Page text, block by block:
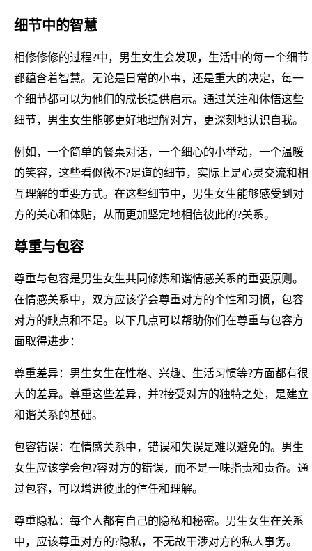
细节中的智慧
相修修修的过程?中，男生女生会发现，生活中的每一个细节
都蕴含着智慧。无论是日常的小事，还是重大的决定，每一
个细节都可以为他们的成长提供启示。通过关注和体悟这些
细节，男生女生能够更好地理解对方，更深刻地认识自我。
例如，一个简单的餐桌对话，一个细心的小举动，一个温暖
的笑容，这些看似微不?足道的细节，实际上是心灵交流和相
互理解的重要方式。在这些细节中，男生女生能够感受到对
方的关心和体贴，从而更加坚定地相信彼此的?关系。
尊重与包容
尊重与包容是男生女生共同修炼和谐情感关系的重要原则。
在情感关系中，双方应该学会尊重对方的个性和习惯，包容
对方的缺点和不足。以下几点可以帮助你们在尊重与包容方
面取得进步：
尊重差异：男生女生在性格、兴趣、生活习惯等?方面都有很
大的差异。尊重这些差异，并?接受对方的独特之处，是建立
和谐关系的基础。
包容错误：在情感关系中，错误和失误是难以避免的。男生
女生应该学会包?容对方的错误，而不是一味指责和责备。通
过包容，可以增进彼此的信任和理解。
尊重隐私：每个人都有自己的隐私和秘密。男生女生在关系
中，应该尊重对方的?隐私，不无故干涉对方的私人事务。